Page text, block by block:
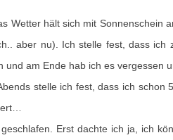
1
–
2
7
.
0
Wetter hält sich mit Sonnenschein
aber nu). Ich stelle fest, dass ich
am Ende hab ich es vergessen
stelle ich fest, dass ich schon
Erst dachte ich ja, ich